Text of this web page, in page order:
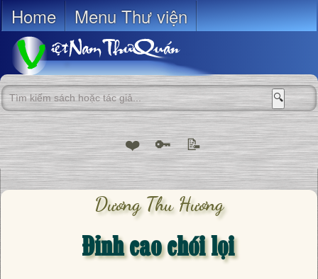
Home Menu Thư viện
🔍
❤️ 🔑 📝
Dương Thu Hương
Đỉnh cao chói lọi